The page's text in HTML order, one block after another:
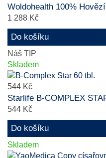
Woldohealth 100%
1 288 Kč
Do košíku
Náš TIP
Skladem
544 Kč
Starlife B-COMPLEX
544 Kč
Do košíku
Skladem